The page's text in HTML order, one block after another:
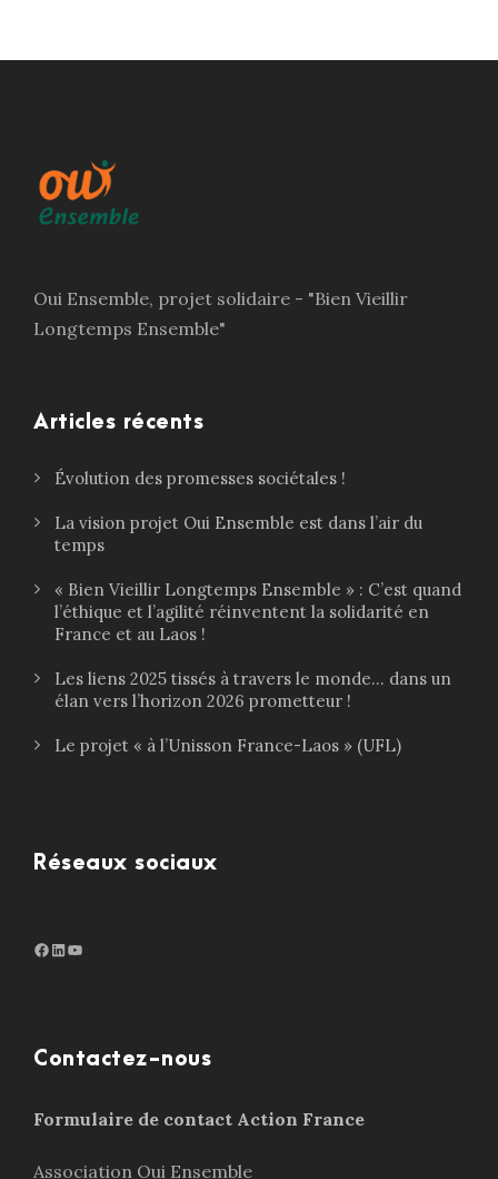
Oui Ensemble, projet solidaire - "Bien Vieillir
Longtemps Ensemble"
Articles récents
Évolution des promesses sociétales !
La vision projet Oui Ensemble est dans l’air du
temps
« Bien Vieillir Longtemps Ensemble » : C’est quand
l’éthique et l’agilité réinventent la solidarité en
France et au Laos !
Les liens 2025 tissés à travers le monde… dans un
élan vers l’horizon 2026 prometteur !
Le projet « à l’Unisson France-Laos » (UFL)
Réseaux sociaux
Facebook LinkedIn http://www.youtube.com/@ouiensemble3932
Contactez-nous
Formulaire de contact Action France
Association Oui Ensemble